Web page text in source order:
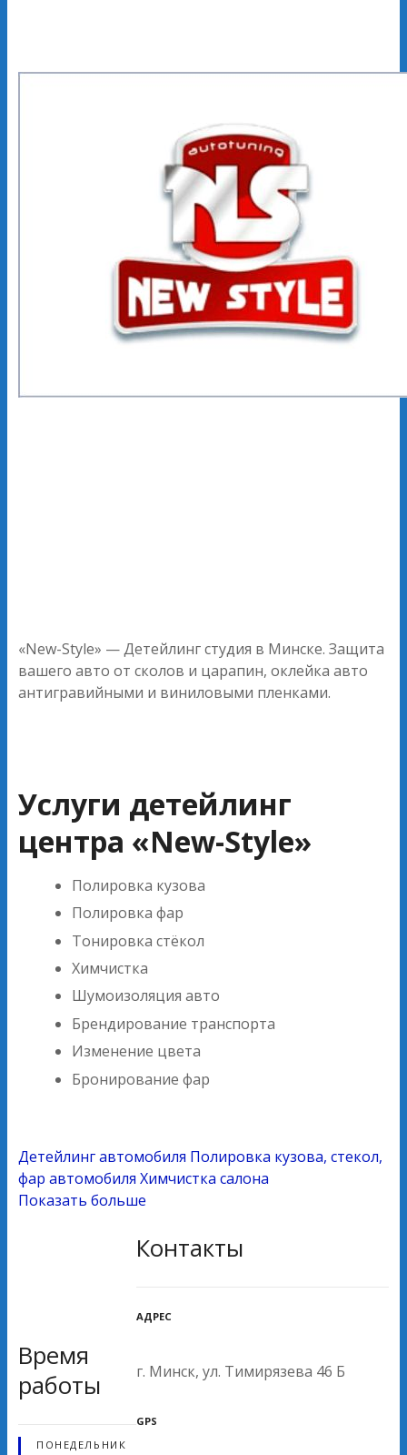
«New-Style» — Детейлинг студия в Минске. Защита
вашего авто от сколов и царапин, оклейка авто
антигравийными и виниловыми пленками.
Услуги детейлинг
центра «New-Style»
Полировка кузова
Полировка фар
Тонировка стёкол
Химчистка
Шумоизоляция авто
Брендирование транспорта
Изменение цвета
Бронирование фар
Детейлинг автомобиля Полировка кузова, стекол,
фар автомобиля Химчистка салона
Показать больше
Время
работы
ПОНЕДЕЛЬНИК
Контакты
АДРЕС
г. Минск, ул. Тимирязева 46 Б
GPS